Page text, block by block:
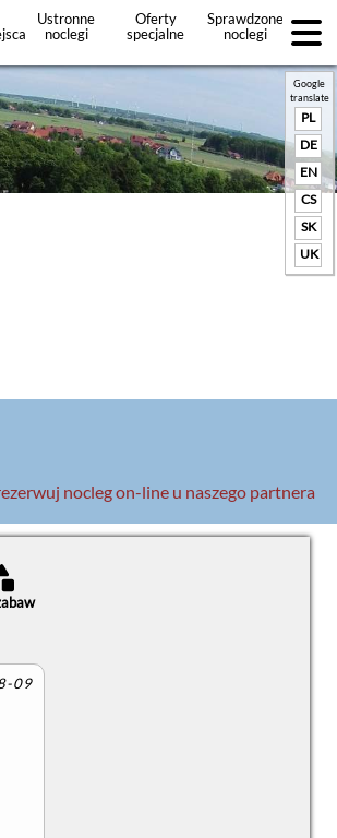
Ustronne
noclegi
Oferty
specjalne
Sprawdzone
noclegi
+Dodaj
Google
translate
PL
DE
EN
CS
SK
UK
nocleg on-line u naszego partnera
09